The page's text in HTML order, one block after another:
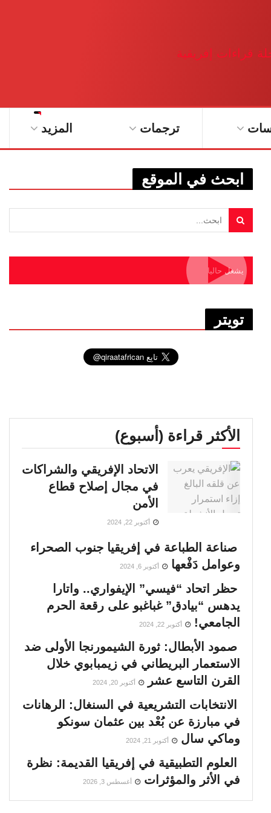
ترجمات المزيد
ابحث في الموقع
يشغل حاليا
تويتر
الأكثر قراءة (أسبوع)
الاتحاد الإفريقي والشراكات
في مجال إصلاح قطاع
الأمن
أكتوبر 22, 2024
صناعة الطباعة في إفريقيا جنوب الصحراء
وعوامل دَفْعها
أكتوبر 6, 2024
حظر اتحاد “فيسي” الإيفواري.. واتارا
يدهس “بيادق” غباغبو على رقعة الحرم
الجامعي!
أكتوبر 22, 2024
صمود الأبطال: ثورة الشيمورنجا الأولى ضد
الاستعمار البريطاني في زيمبابوي خلال
القرن التاسع عشر
أكتوبر 20, 2024
الانتخابات التشريعية في السنغال: الرهانات
في مبارزة عن بُعْد بين عثمان سونكو
وماكي سال
أكتوبر 21, 2024
العلوم التطبيقية في إفريقيا القديمة: نظرة
في الأثر والمؤثرات
أغسطس 3, 2026